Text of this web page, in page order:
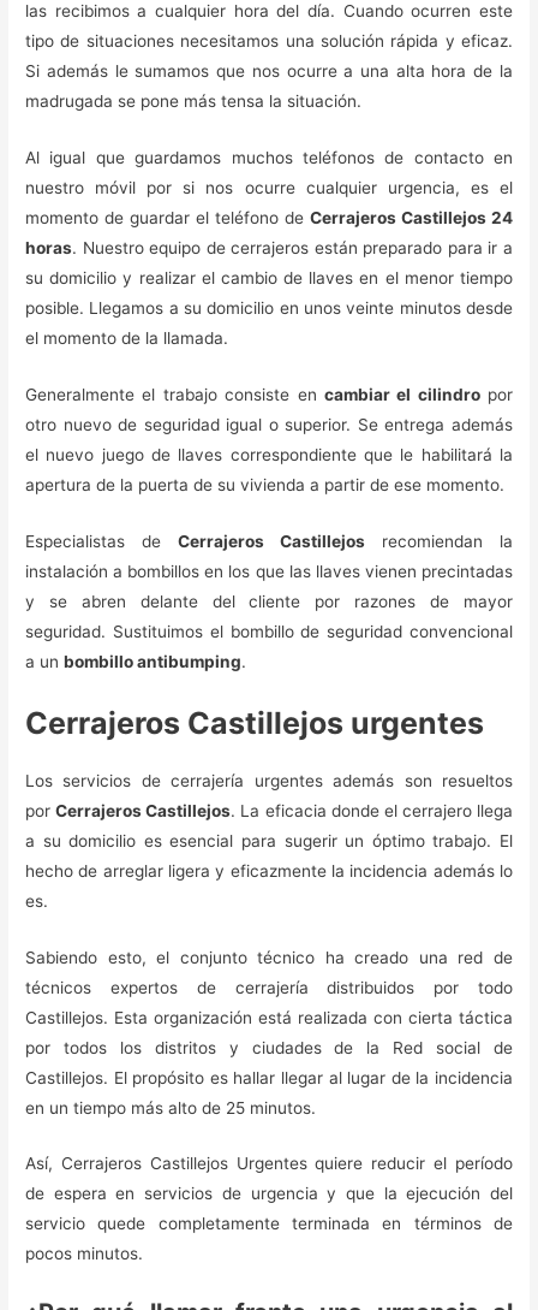
las recibimos a cualquier hora del día. Cuando ocurren este
tipo de situaciones necesitamos una solución rápida y eficaz.
Si además le sumamos que nos ocurre a una alta hora de la
madrugada se pone más tensa la situación.
Al igual que guardamos muchos teléfonos de contacto en
nuestro móvil por si nos ocurre cualquier urgencia, es el
momento de guardar el teléfono de Cerrajeros Castillejos 24
horas. Nuestro equipo de cerrajeros están preparado para ir a
su domicilio y realizar el cambio de llaves en el menor tiempo
posible. Llegamos a su domicilio en unos veinte minutos desde
el momento de la llamada.
Generalmente el trabajo consiste en cambiar el cilindropor
otro nuevo de seguridad igual o superior. Se entrega además
el nuevo juego de llaves correspondiente que le habilitará la
apertura de la puerta de su vivienda a partir de ese momento.
Especialistas deCerrajeros Castillejos recomiendan la
instalación a bombillos en los que las llaves vienen precintadas
y se abren delante del cliente por razones de mayor
seguridad. Sustituimos el bombillo de seguridad convencional
a unbombillo antibumping.
Cerrajeros Castillejos urgentes
Los servicios de cerrajería urgentes además son resueltos
porCerrajeros Castillejos. La eficacia donde el cerrajero llega
a su domicilio es esencial para sugerir un óptimo trabajo. El
hecho de arreglar ligera y eficazmente la incidencia además lo
es.
Sabiendo esto, el conjunto técnico ha creado una red de
técnicos expertos de cerrajería distribuidos por todo
Castillejos. Esta organización está realizada con cierta táctica
por todos los distritos y ciudades de la Red social de
Castillejos. El propósito es hallar llegar al lugar de la incidencia
en un tiempo más alto de 25 minutos.
Así, Cerrajeros Castillejos Urgentes quiere reducir el período
de espera en servicios de urgencia y que la ejecución del
servicio quede completamente terminada en términos de
pocos minutos.